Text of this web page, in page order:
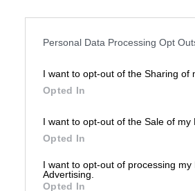
Personal Data Processing Opt
I want to opt-out of the Sharing of
Opted In
I want to opt-out of the Sale of my
Opted In
I want to opt-out of processing
Advertising.
Opted In
white ipa
Item-no. 10295143
0,33 L DOSE - €
Item-no. 51002002